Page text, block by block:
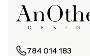
784 014 183